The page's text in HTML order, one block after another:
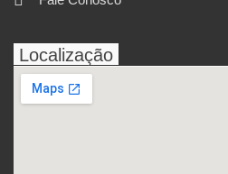
Localização